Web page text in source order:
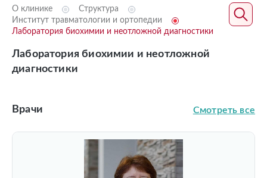
О клинике
Структура
Институт травматологии и ортопедии
Лаборатория биохимии и неотложной диагностики
Лаборатория биохимии и неотложной
диагностики
Врачи Смотреть все